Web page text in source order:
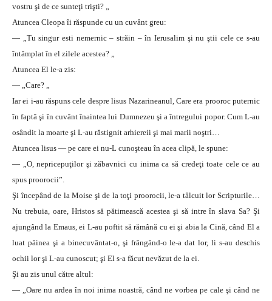
vostru şi de ce sunteţi trişti? „
Atuncea Cleopa îi răspunde cu un cuvânt greu:
— „Tu singur esti nemernic – străin – în Ierusalim şi nu ştii cele ce s-au
întâmplat în el zilele acestea? „
Atuncea El le-a zis:
— „Care? „
Iar ei i-au răspuns cele despre lisus Nazarineanul, Care era prooroc puternic
în faptă şi în cuvânt înaintea lui Dumnezeu şi a întregului popor. Cum L-au
osândit la moarte şi L-au răstignit arhiereii şi mai marii noştri…
Atuncea lisus — pe care ei nu-L cunoşteau în acea clipă, le spune:
— „O, nepricepuţilor şi zăbavnici cu inima ca să credeţi toate cele ce au
spus proorocii”.
Şi începând de la Moise şi de la toţi proorocii, le-a tâlcuit lor Scripturile…
Nu trebuia, oare, Hristos să pătimească acestea şi să intre în slava Sa? Şi
ajungând la Emaus, ei L-au poftit să rămână cu ei şi abia la Cină, când El a
luat pâinea şi a binecuvântat-o, şi frângând-o le-a dat lor, li s-au deschis
ochii lor şi L-au cunoscut; şi El s-a făcut nevăzut de la ei.
Şi au zis unul către altul:
— „Oare nu ardea în noi inima noastră, când ne vorbea pe cale şi când ne